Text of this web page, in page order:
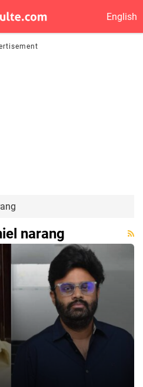
English
narang